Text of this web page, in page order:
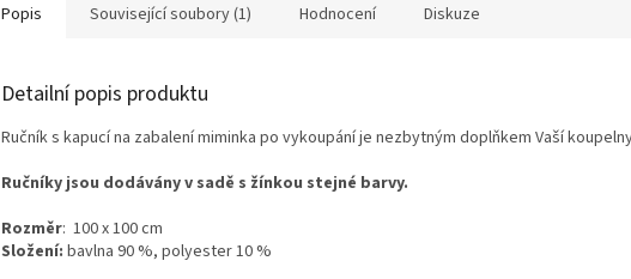
Popis Související soubory (1) Hodnocení Diskuze
Detailní popis produktu
Ručník s kapucí na zabalení miminka po vykoupání je nezbytným doplňkem Vaší
Ručníky jsou dodávány v sadě s žínkou stejné barvy.
Rozměr: 100 x 100 cm
Složení: bavlna 90 %, polyester 10 %